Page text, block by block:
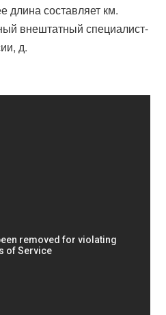
длина составляет км.
внештатный специалист-
д.